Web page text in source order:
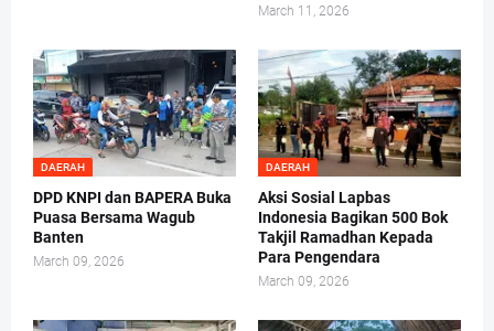
March 11, 2026
DAERAH
DPD KNPI dan BAPERA Buka
Puasa Bersama Wagub
Banten
March 09, 2026
DAERAH
Aksi Sosial Lapbas
Indonesia Bagikan 500 Bok
Takjil Ramadhan Kepada
Para Pengendara
March 09, 2026